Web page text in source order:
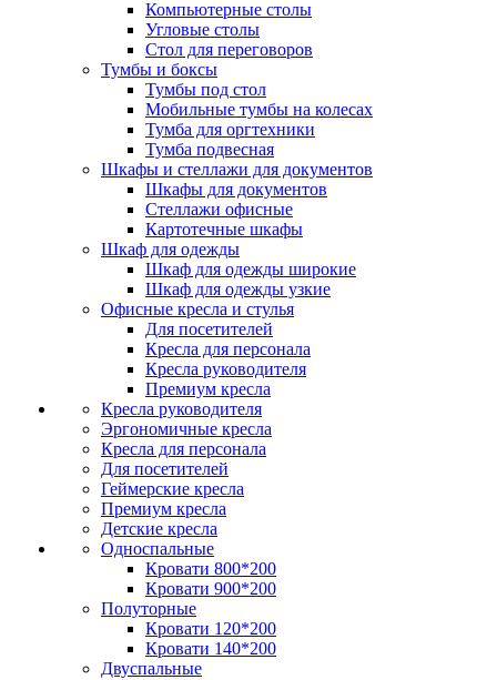
Компьютерные столы
Угловые столы
Стол для переговоров
Тумбы и боксы
Тумбы под стол
Мобильные тумбы на колесах
Тумба для оргтехники
Тумба подвесная
Шкафы и стеллажи для документов
Шкафы для документов
Стеллажи офисные
Картотечные шкафы
Шкаф для одежды
Шкаф для одежды широкие
Шкаф для одежды узкие
Офисные кресла и стулья
Для посетителей
Кресла для персонала
Кресла руководителя
Премиум кресла
Кресла руководителя
Эргономичные кресла
Кресла для персонала
Для посетителей
Геймерские кресла
Премиум кресла
Детские кресла
Односпальные
Кровати 800*200
Кровати 900*200
Полуторные
Кровати 120*200
Кровати 140*200
Двуспальные